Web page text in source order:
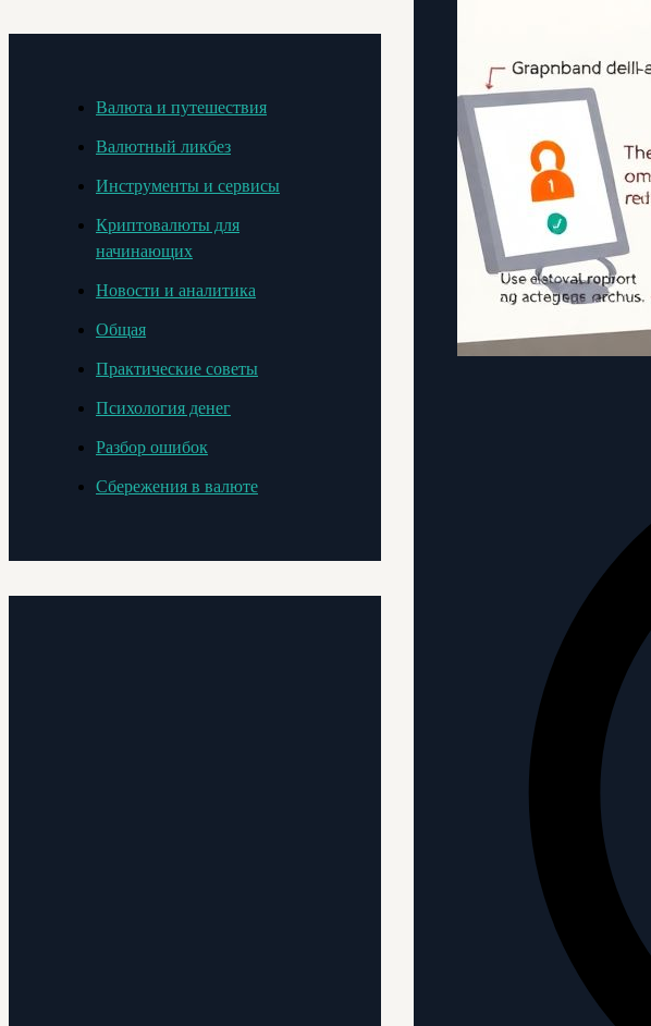
Валюта и путешествия
Валютный ликбез
Инструменты и сервисы
Криптовалюты для
начинающих
Новости и аналитика
Общая
Практические советы
Психология денег
Разбор ошибок
Сбережения в валюте